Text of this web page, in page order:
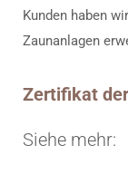
Kunden haben
Zaunanlagen
Zertifikat
Siehe mehr: